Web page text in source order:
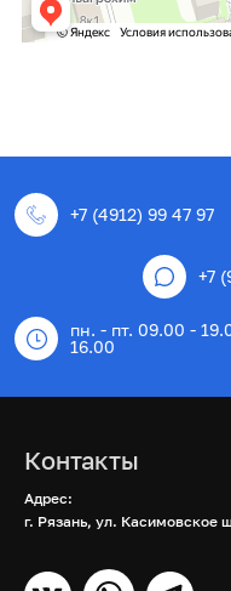
+7 (4912) 99 47 97
+7
пн. - пт. 09.00 -
16.00
Контакты
Адрес:
г. Рязань, ул. Касимовское